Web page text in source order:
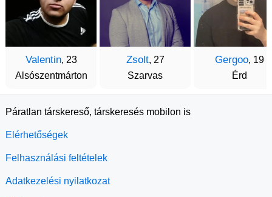
Valentin, 23
Alsószentmárton
Zsolt, 27
Szarvas
Gergoo, 19
Érd
Páratlan társkereső, társkeresés mobilon is
Elérhetőségek
Felhasználási feltételek
Adatkezelési nyilatkozat